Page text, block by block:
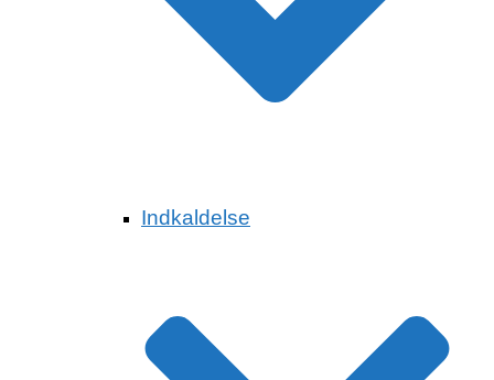
Indkaldelse